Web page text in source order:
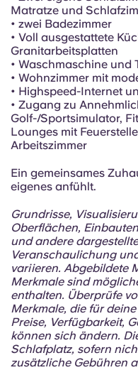
Matratze und
• zwei Badezimmer
• Voll ausgestattete
Granitarbeitsplatten
• Waschmaschine und
• Wohnzimmer mit
• Highspeed-Internet
• Zugang zu
Golf-/Sportsimulator,
Lounges mit
Arbeitszimmer
Ein gemeinsames
eigenes anfühlt.
Grundrisse,
Oberflächen,
und andere
Veranschaulichung
variieren. Abgebildete
Merkmale sind
enthalten. Überprüfe
Merkmale, die für
Preise, Verfügbarkeit,
können sich ändern.
Schlafplatz, sofern
zusätzliche Gebühren